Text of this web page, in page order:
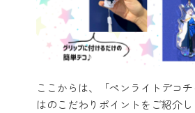
ここからは、「ペンライトデコ
はのこだわりポイントをご紹介し